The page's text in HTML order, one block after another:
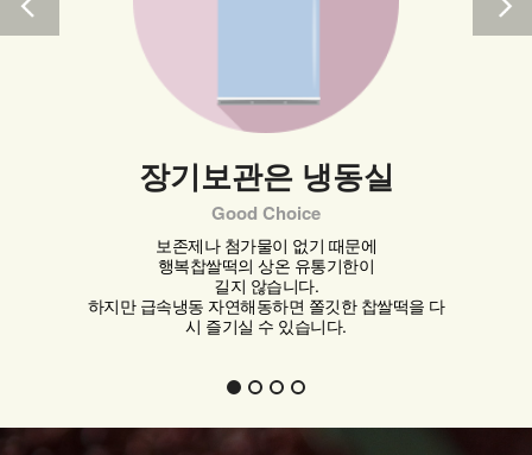
장기보관은 냉동실
Good Choice
보존제나 첨가물이 없기 때문에
행복찹쌀떡의 상온 유통기한이
길지 않습니다.
하지만 급속냉동 자연해동하면 쫄깃한 찹쌀떡을 다
시 즐기실 수 있습니다.